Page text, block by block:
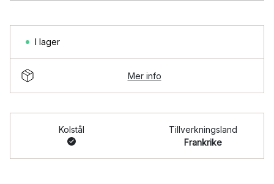
I lager
Mer info
Kolstål
Tillverkningsland
Frankrike